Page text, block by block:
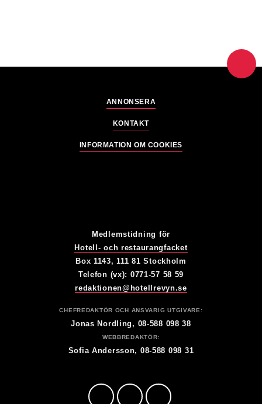
ANNONSERA
KONTAKT
INFORMATION OM COOKIES
Medlemstidning för
Hotell- och restaurangfacket
Box 1143, 111 81 Stockholm
Telefon (vx): 0771-57 58 59
redaktionen@hotellrevyn.se
CHEFREDAKTÖR OCH ANSVARIG UTGIVARE:
Jonas Nordling, 08-588 098 38
WEBBREDAKTÖR:
Sofia Andersson, 08-588 098 31